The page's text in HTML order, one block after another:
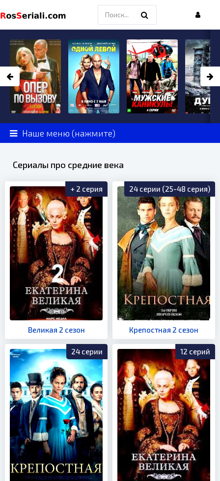
Наше меню (нажмите)
Сериалы про средние века
+ 2 серия
Великая 2 сезон
24 серии (25-48 серия)
Крепостная 2 сезон
24 серии 12 серий